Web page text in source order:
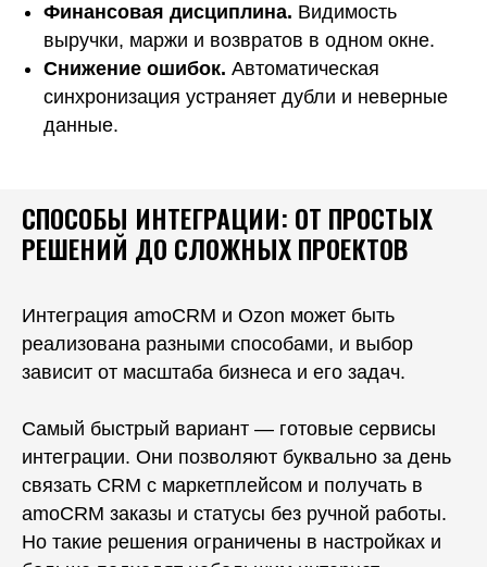
Финансовая дисциплина. Видимость
выручки, маржи и возвратов в одном окне.
Снижение ошибок. Автоматическая
синхронизация устраняет дубли и неверные
данные.
СПОСОБЫ ИНТЕГРАЦИИ: ОТ ПРОСТЫХ
РЕШЕНИЙ ДО СЛОЖНЫХ ПРОЕКТОВ
Интеграция amoCRM и Ozon может быть
реализована разными способами, и выбор
зависит от масштаба бизнеса и его задач.
Самый быстрый вариант — готовые сервисы
интеграции. Они позволяют буквально за день
связать CRM с маркетплейсом и получать в
amoCRM заказы и статусы без ручной работы.
Но такие решения ограничены в настройках и